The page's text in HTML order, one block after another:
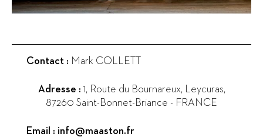
Contact : Mark COLLETT
Adresse : 1, Route du Bournareux, Leycuras,
87260 Saint-Bonnet-Briance - FRANCE
Email : info@maaston.fr